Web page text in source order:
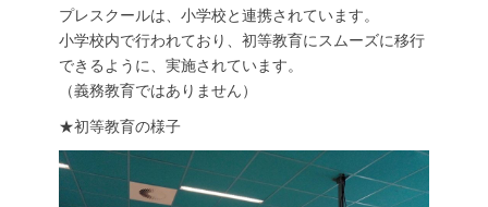
プレスクールは、小学校と連携されています。
小学校内で行われており、初等教育にスムーズに移行
できるように、実施されています。
（義務教育ではありません）
★初等教育の様子